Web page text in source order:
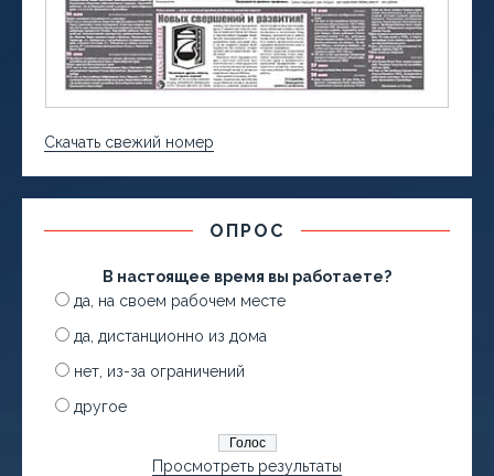
Скачать свежий номер
ОПРОС
В настоящее время вы работаете?
да, на своем рабочем месте
да, дистанционно из дома
нет, из-за ограничений
другое
Просмотреть результаты